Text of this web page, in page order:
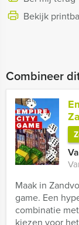
Bekijk
Combineer
Maak in
game. Een
combinatie
kiezen voor